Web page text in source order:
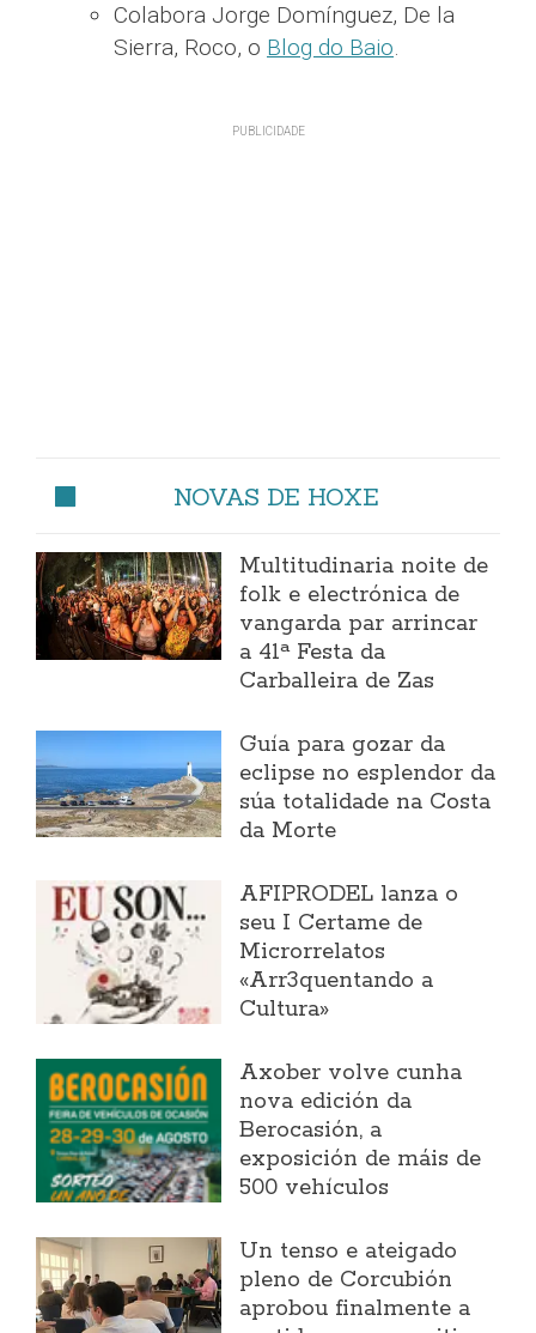
Colabora Jorge Domínguez, De la
Sierra, Roco, o Blog do Baio.
NOVAS DE HOXE
Multitudinaria noite de
folk e electrónica de
vangarda par arrincar
a 41ª Festa da
Carballeira de Zas
Guía para gozar da
eclipse no esplendor da
súa totalidade na Costa
da Morte
AFIPRODEL lanza o
seu I Certame de
Microrrelatos
«Arr3quentando a
Cultura»
Axober volve cunha
nova edición da
Berocasión, a
exposición de máis de
500 vehículos
Un tenso e ateigado
pleno de Corcubión
aprobou finalmente a